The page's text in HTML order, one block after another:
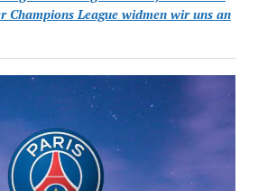
Champions League widmen wir uns an